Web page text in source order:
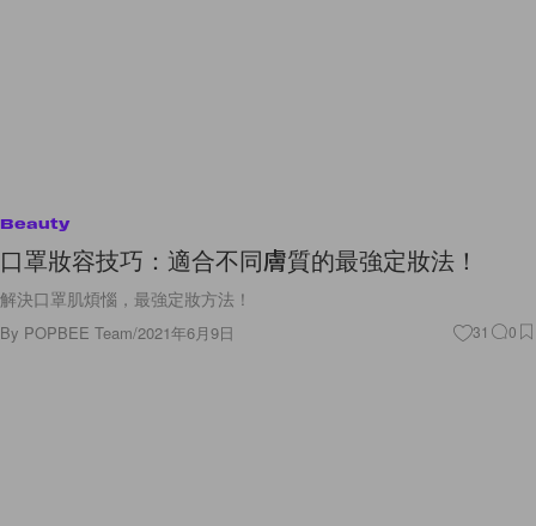
Beauty
口罩妝容技巧：適合不同膚質的最強定妝法！
解決口罩肌煩惱，最強定妝方法！
By POPBEE Team/2021年6月9日 31 0